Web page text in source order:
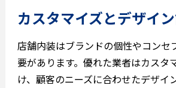
カスタマイズとデザイ
店舗内装はブランドの個性やコンセ
要があります。優れた業者はカスタ
け、顧客のニーズに合わせたデザイ